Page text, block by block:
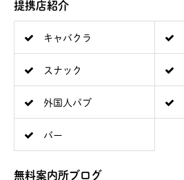
提携店紹介
キャバクラ
スナック
外国人パブ
バー
無料案内所ブログ